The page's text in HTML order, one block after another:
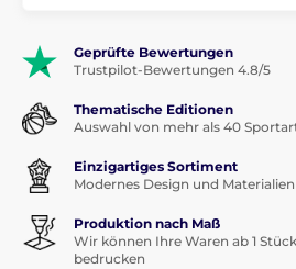
Geprüfte Bewertungen
Trustpilot-Bewertungen 4.8/5
Thematische Editionen
Auswahl von mehr als 40
Einzigartiges Sortiment
Modernes Design und
Produktion nach Maß
Wir können Ihre Waren ab 1
bedrucken